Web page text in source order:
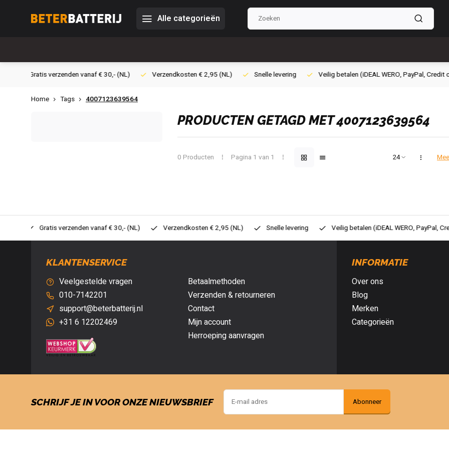
Alle categorieën
Verzendkosten € 2,95 (NL) Snelle levering Veilig betalen (iDEAL WERO, PayPal, Credit card of Achteraf betalen)
Home Tags 4007123639564
PRODUCTEN GETAGD MET 4007123639564
0 Producten Pagina 1 van 1
Verzendkosten € 2,95 (NL) Snelle levering Veilig betalen (iDEAL WERO, PayPal, Credit card of Achteraf betalen)
KLANTENSERVICE
Veelgestelde vragen
010-7142201
support@beterbatterij.nl
+31 6 12202469
Betaalmethoden
Verzenden & retourneren
Contact
Mijn account
Herroeping aanvragen
INFORMATIE
Over ons
Blog
Merken
Categorieën
SCHRIJF JE IN VOOR ONZE NIEUWSBRIEF Abonneer